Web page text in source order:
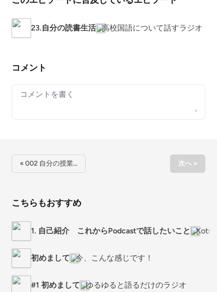
23.自分の読書生活 高校国語について話すラジオ
コメント
Your comment
« 002 自分の授業… 次へ »
こちらもおすすめ
1. 自己紹介 これからPodcastで話したいこと
初めまして 今、こんな感じです！
#1 初めまして ゆるゆると語るだけのラジオ